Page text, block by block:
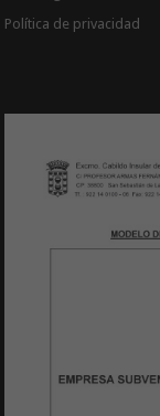
Política de privacidad